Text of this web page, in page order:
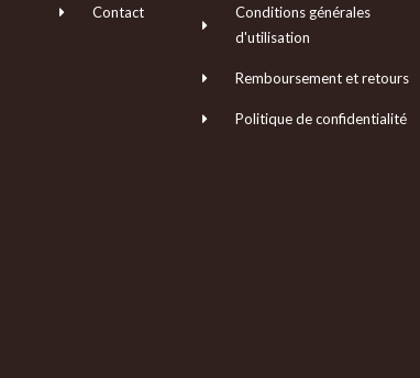
Contact
Conditions générales
d'utilisation
Remboursement et retours
Politique de confidentialité